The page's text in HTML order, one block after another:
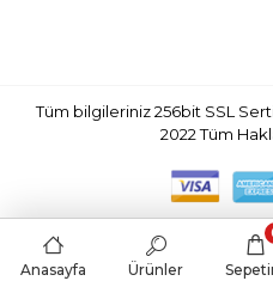
Tüm bilgileriniz 256bit SSL
2022Tüm
Anasayfa Ürünler